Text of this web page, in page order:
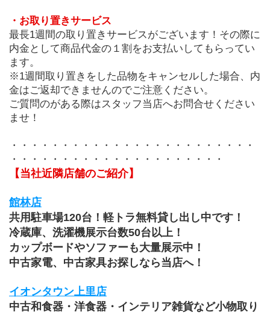
・お取り置きサービス
最長1週間の取り置きサービスがございます！その際に
内金として商品代金の１割をお支払いしてもらってい
ます。
※1週間取り置きをした品物をキャンセルした場合、内
金はご返却できませんのでご注意ください。
ご質問のがある際はスタッフ当店へお問合せください
ませ！
・・・・・・・・・・・・・・・・・・・・・・・・
・・・・・・・・・・・・・・・・・・・・・
【当社近隣店舗のご紹介】
館林店
共用駐車場120台！軽トラ無料貸し出し中です！
冷蔵庫、洗濯機展示台数50台以上！
カップボードやソファーも大量展示中！
中古家電、中古家具お探しなら当店へ！
イオンタウン上里店
中古和食器・洋食器・インテリア雑貨など小物取り